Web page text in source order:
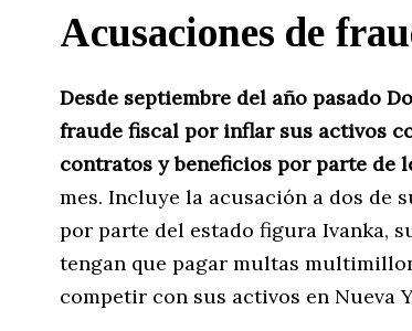
Acusaciones de
Desde septiembre del año pasado
fraude fiscal por inflar sus activos
contratos y beneficios por parte de
mes. Incluye la acusación a dos de
por parte del estado figura Ivanka,
tengan que pagar multas
competir con sus activos en Nueva